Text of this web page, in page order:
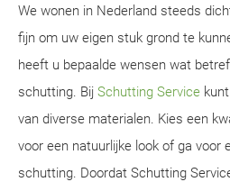
We wonen in Nederland steeds
fijn om uw eigen stuk grond te
heeft u bepaalde wensen wat
schutting. Bij Schutting Service
van diverse materialen. Kies een
voor een natuurlijke look of ga voor
schutting. Doordat Schutting